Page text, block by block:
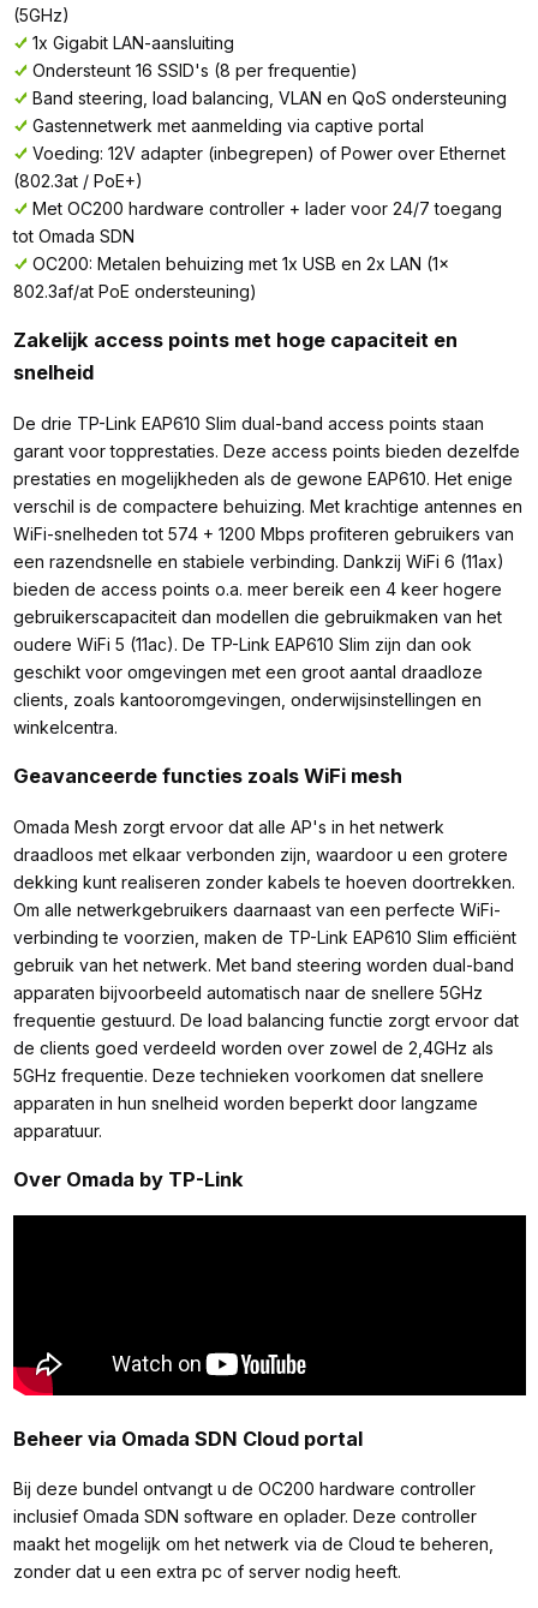
(5GHz)
1x Gigabit LAN-aansluiting
Ondersteunt 16 SSID's (8 per frequentie)
Band steering, load balancing, VLAN en QoS ondersteuning
Gastennetwerk met aanmelding via captive portal
Voeding: 12V adapter (inbegrepen) of Power over Ethernet
(802.3at / PoE+)
Met OC200 hardware controller + lader voor 24/7 toegang
tot Omada SDN
OC200: Metalen behuizing met 1x USB en 2x LAN (1x
802.3af/at PoE ondersteuning)
Zakelijk access points met hoge capaciteit en
snelheid
De drie TP-Link EAP610 Slim dual-band access points staan
garant voor topprestaties. Deze access points bieden dezelfde
prestaties en mogelijkheden als de gewone EAP610. Het enige
verschil is de compactere behuizing. Met krachtige antennes en
WiFi-snelheden tot 574 + 1200 Mbps profiteren gebruikers van
een razendsnelle en stabiele verbinding. Dankzij WiFi 6 (11ax)
bieden de access points o.a. meer bereik een 4 keer hogere
gebruikerscapaciteit dan modellen die gebruikmaken van het
oudere WiFi 5 (11ac). De TP-Link EAP610 Slim zijn dan ook
geschikt voor omgevingen met een groot aantal draadloze
clients, zoals kantooromgevingen, onderwijsinstellingen en
winkelcentra.
Geavanceerde functies zoals WiFi mesh
Omada Mesh zorgt ervoor dat alle AP's in het netwerk
draadloos met elkaar verbonden zijn, waardoor u een grotere
dekking kunt realiseren zonder kabels te hoeven doortrekken.
Om alle netwerkgebruikers daarnaast van een perfecte WiFi-
verbinding te voorzien, maken de TP-Link EAP610 Slim efficiënt
gebruik van het netwerk. Met band steering worden dual-band
apparaten bijvoorbeeld automatisch naar de snellere 5GHz
frequentie gestuurd. De load balancing functie zorgt ervoor dat
de clients goed verdeeld worden over zowel de 2,4GHz als
5GHz frequentie. Deze technieken voorkomen dat snellere
apparaten in hun snelheid worden beperkt door langzame
apparatuur.
Over Omada by TP-Link
Beheer via Omada SDN Cloud portal
Bij deze bundel ontvangt u de OC200 hardware controller
inclusief Omada SDN software en oplader. Deze controller
maakt het mogelijk om het netwerk via de Cloud te beheren,
zonder dat u een extra pc of server nodig heeft.